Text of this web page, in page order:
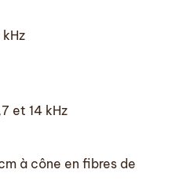
et 14 kHz
à cône en fibres de